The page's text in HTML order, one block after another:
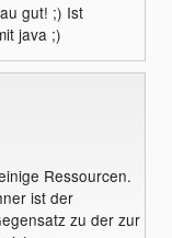
- weil Java
und zum Anderen
akzeptables
die
effektiv zu
gut! ;) Ist
java ;)
Ressourcen.
ist der
zu der zur